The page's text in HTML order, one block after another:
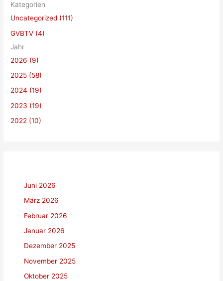
c
h
e
n
n
a
c
Kategorien
Uncategorized (111)
GVBTV (4)
Jahr
2026 (9)
2025 (58)
2024 (19)
2023 (19)
2022 (10)
Juni 2026
März 2026
Februar 2026
Januar 2026
Dezember 2025
November 2025
Oktober 2025